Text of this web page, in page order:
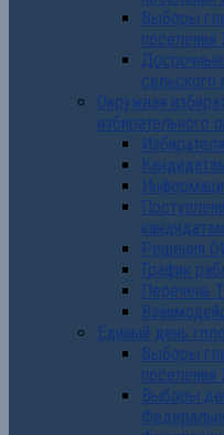
Выборы
поселения
сельского
Окружная
избирательного
Решения
График
Перечень
Единый день
Выборы
поселения
Выборы